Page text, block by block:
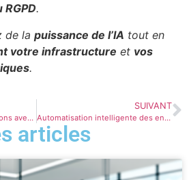
.
de la puissance de l’IA tout en
votre infrastructure et vos
.
Sécurisez vos automatisations avec des règles dynamiques IA
SUIVANT
Automatisation intelligente des environnements multi-outils
articles